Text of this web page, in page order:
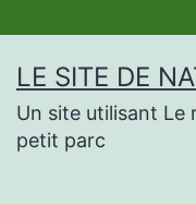
to
content
LE SITE DE
Un site utilisant Le
petit parc